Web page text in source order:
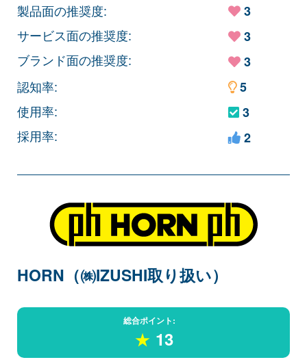
製品面の推奨度:
サービス面の推奨度:
ブランド面の推奨度:
3
3
3
認知率:
使用率:
採用率:
5
3
2
HORN（㈱IZUSHI取り扱い）
総合ポイント:
★ 13